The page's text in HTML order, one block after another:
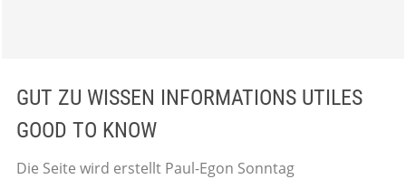
GUT ZU WISSEN INFORMATIONS UTILES
GOOD TO KNOW
Die Seite wird erstellt Paul-Egon Sonntag